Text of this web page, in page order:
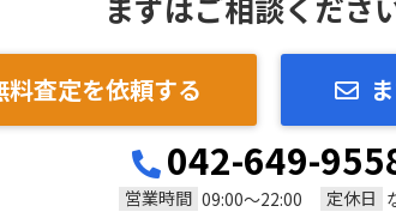
料査定を依頼する
042-649-
営業時間 09:00～22:00 定休日